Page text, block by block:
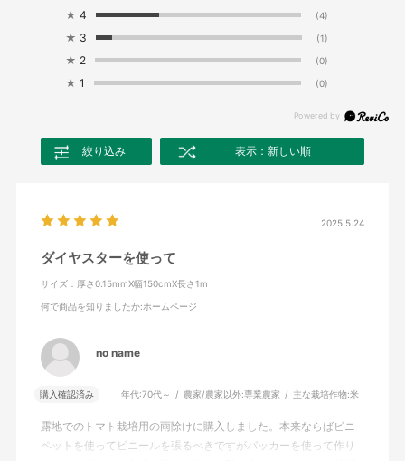
★ 4 (4)
★ 3 (1)
★ 2 (0)
★ 1 (0)
絞り込み 表示：新しい順
2025.5.24
ダイヤスターを使って
サイズ：厚さ0.15mmX幅150cmX長さ1m
何で商品を知りましたか:ホームページ
no name
購入確認済み 年代:70代～ 農家/農家以外:専業農家 主な栽培作物:米
露地でのトマト栽培用の雨除けに購入しました。本来ならばビニ
ペットを使ってビニールを張るべきですがパッカーを使って作り